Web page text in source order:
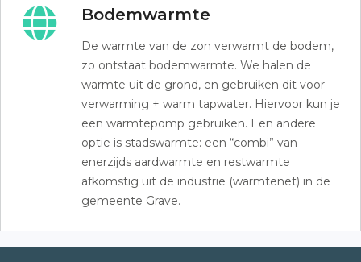
Bodemwarmte
De warmte van de zon verwarmt de bodem,
zo ontstaat bodemwarmte. We halen de
warmte uit de grond, en gebruiken dit voor
verwarming + warm tapwater. Hiervoor kun je
een warmtepomp gebruiken. Een andere
optie is stadswarmte: een “combi” van
enerzijds aardwarmte en restwarmte
afkomstig uit de industrie (warmtenet) in de
gemeente Grave.